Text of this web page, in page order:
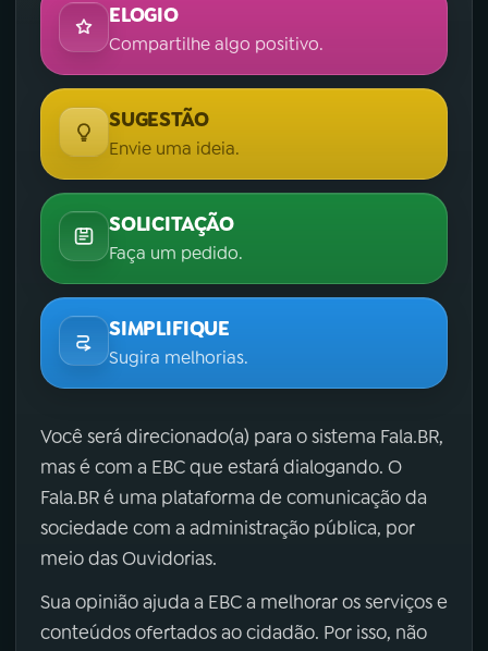
ELOGIO
Compartilhe algo positivo.
SUGESTÃO
Envie uma ideia.
SOLICITAÇÃO
Faça um pedido.
SIMPLIFIQUE
Sugira melhorias.
Você será direcionado(a) para o sistema Fala.BR,
mas é com a EBC que estará dialogando. O
Fala.BR é uma plataforma de comunicação da
sociedade com a administração pública, por
meio das Ouvidorias.
Sua opinião ajuda a EBC a melhorar os serviços e
conteúdos ofertados ao cidadão. Por isso, não